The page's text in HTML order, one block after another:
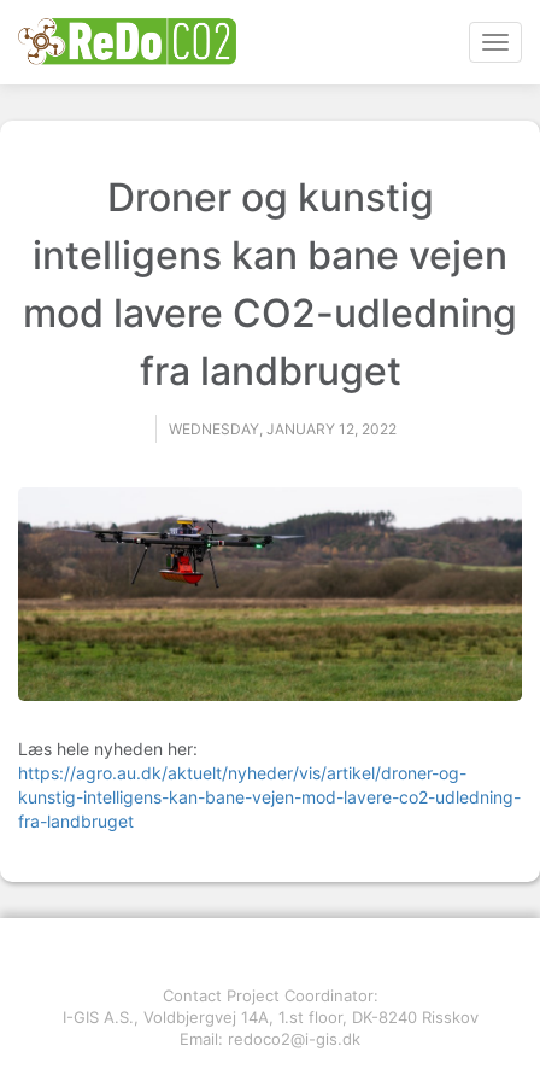
Droner og kunstig
intelligens kan bane vejen
mod lavere CO2-udledning
fra landbruget
WEDNESDAY, JANUARY 12, 2022
Læs hele nyheden her:
https://agro.au.dk/aktuelt/nyheder/vis/artikel/droner-og-
kunstig-intelligens-kan-bane-vejen-mod-lavere-co2-udledning-
fra-landbruget
Contact Project Coordinator:
I-GIS A.S., Voldbjergvej 14A, 1.st floor, DK-8240 Risskov
Email: redoco2@i-gis.dk